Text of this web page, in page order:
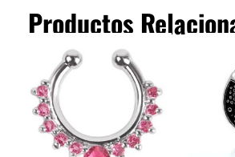
Productos